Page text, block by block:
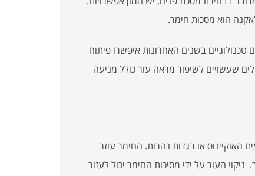
הוא מסכות חימר.
בשנים האחרונות איפשרו פיתוח
שעשויים לשיפור מראה עור כולל מניעה
או בגדות נהרות. החימר עוזר
העור על ידי מסיכות החימר יכול לעזור